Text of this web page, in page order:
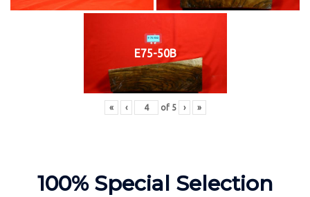
E75-50B
« ‹ of 5 › »
100% Special Selection